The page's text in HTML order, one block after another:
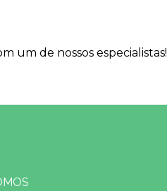
um de nossos especialistas!